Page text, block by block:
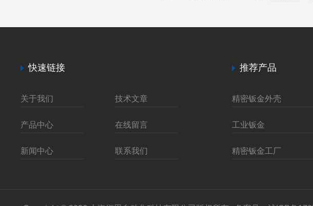
公差，包括长度、宽度、高度、孔径、圆...
耐用性。其次
快速链接
关于我们 技术文章
产品中心 在线留言
新闻中心 联系我们
推荐产品
精密钣金外壳
工业钣金
精密钣金工厂